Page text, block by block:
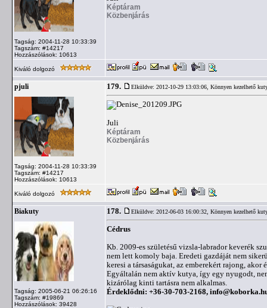
Tagság: 2004-11-28 10:33:39
Tagszám: #14217
Hozzászólások: 10613
Képtáram
Közbenjárás
Kiváló dolgozó
pjuli
Tagság: 2004-11-28 10:33:39
Tagszám: #14217
Hozzászólások: 10613
179. Elküldve: 2012-10-29 13:03:06, Könnyen kezelhető
Juli
Képtáram
Közbenjárás
Kiváló dolgozó
Biakuty
Tagság: 2005-06-21 06:26:16
Tagszám: #19869
Hozzászólások: 39428
178. Elküldve: 2012-06-03 16:00:32, Könnyen kezelhető
Cédrus
Kb. 2009-es születésű vizsla-labrador keverék
nem lett komoly baja. Eredeti gazdáját nem
keresi a társaságukat, az emberekért rajong,
Egyáltalán nem aktív kutya, így egy nyugodt,
kizárólag kinti tartásra nem alkalmas.
Érdeklődni: +36-30-703-2168,